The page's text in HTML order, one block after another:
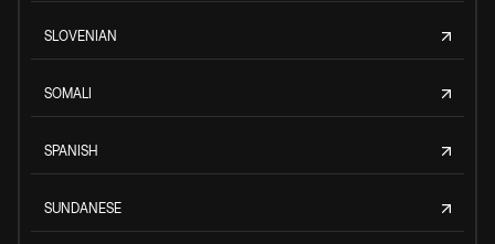
SLOVENIAN
SOMALI
SPANISH
SUNDANESE